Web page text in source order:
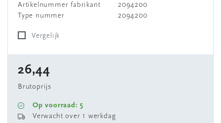
Artikelnummer fabrikant
2094200
Type nummer
2094200
Vergelijk
26,44
Brutoprijs
Op voorraad: 5
Verwacht over 1 werkdag